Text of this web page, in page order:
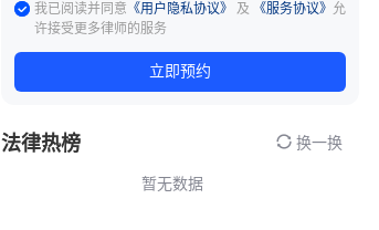
我已阅读并同意 《用户隐私协议》 及 《服务协议》 允
许接受更多律师的服务
立即预约
法律热榜 换一换
暂无数据